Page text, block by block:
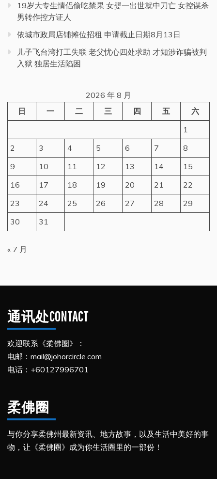
19岁大专生情侣偷吃禁果 女婴一出世就中刀亡 女控谋杀
男转作控方证人
依城市政局店铺摊位招租 申请截止日期8月13日
儿子飞台湾打工失联 老父忧心四处求助 才知涉诈骗被判
入狱 独居生活陷困
2026 年 8 月
日
一 二 三 四 五
六
1
2
3 4 5 6 7
8
9
10 11 12 13 14
15
16
17 18 19 20 21
22
23
24 25 26 27 28
29
30
31
« 7 月
通讯处CONTACT
欢迎联系《柔佛圈》：
电邮：mail@johorcircle.com
电话：+60127996701
柔佛圈
与你分享柔佛州最新资讯、地方故事，以及生活中美好的事
物，让《柔佛圈》成为你生活圈里的一部份！